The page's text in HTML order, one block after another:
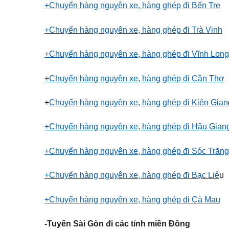
+Chuyển hàng nguyên xe, hàng ghép đi Bến Tre
+Chuyển hàng nguyên xe, hàng ghép đi Trà Vinh
+Chuyển hàng nguyên xe, hàng ghép đi Vĩnh Long
+Chuyển hàng nguyên xe, hàng ghép đi Cần Thơ
+Chuyển hàng nguyên xe, hàng ghép đi Kiên Gian
+Chuyển hàng nguyên xe, hàng ghép đi Hậu
+Chuyển hàng nguyên xe, hàng ghép đi Sóc Trăng
+Chuyển hàng nguyên xe, hàng ghép đi Bạc Liêu
+Chuyển hàng nguyên xe, hàng ghép đi Cà Mau
-Tuyến Sài Gòn đi các tỉnh miền Đông